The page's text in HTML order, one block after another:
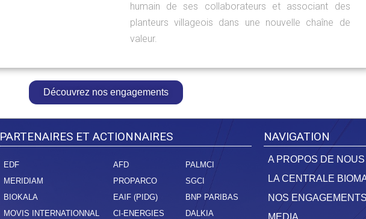
humain de ses collaborateurs et associant des
planteurs villageois dans une nouvelle chaîne de
valeur.
Découvrez nos engagements
PARTENAIRES ET ACTIONNAIRES
EDF
MERIDIAM
BIOKALA
MOVIS INTERNATIONNAL
AFD
PROPARCO
EAIF (PIDG)
CI-ENERGIES
PALMCI
SGCI
BNP PARIBAS
DALKIA
NAVIGATION
A PROPOS DE NOUS
LA CENTRALE
NOS ENGAGEMENTS
MEDIA